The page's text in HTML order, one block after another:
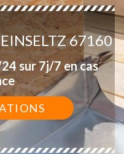
67160
sur 7j/7 en cas